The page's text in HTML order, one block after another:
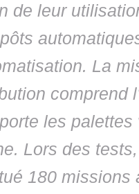
de leur
La
comprend
les
Lors des
180 missions